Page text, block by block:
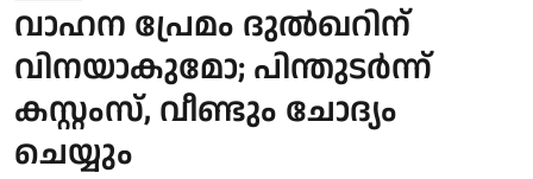
വാഹന പ്രേമം ദുല്‍ഖറിന്
വിനയാകുമോ; പിന്തുടര്‍ന്ന്
കസ്റ്റംസ്, വീണ്ടും ചോദ്യം
ചെയ്യും